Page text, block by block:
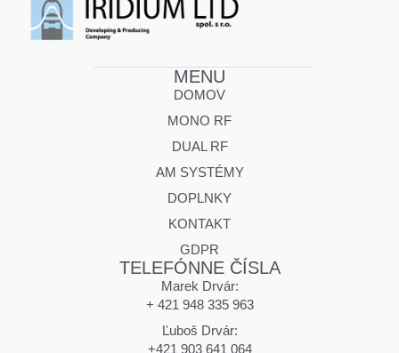
MENU
DOMOV
MONO RF
DUAL RF
AM SYSTÉMY
DOPLNKY
KONTAKT
GDPR
TELEFÓNNE ČÍSLA
Marek Drvár:
+ 421 948 335 963
Ľuboš Drvár:
+421 903 641 064